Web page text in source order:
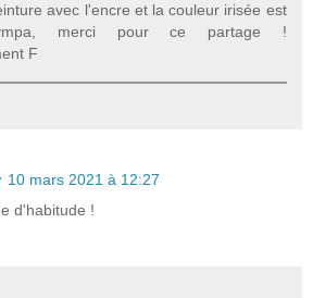
avec l'encre et la couleur irisée est
merci pour ce partage !
F
10 mars 2021 à 12:27
d'habitude !